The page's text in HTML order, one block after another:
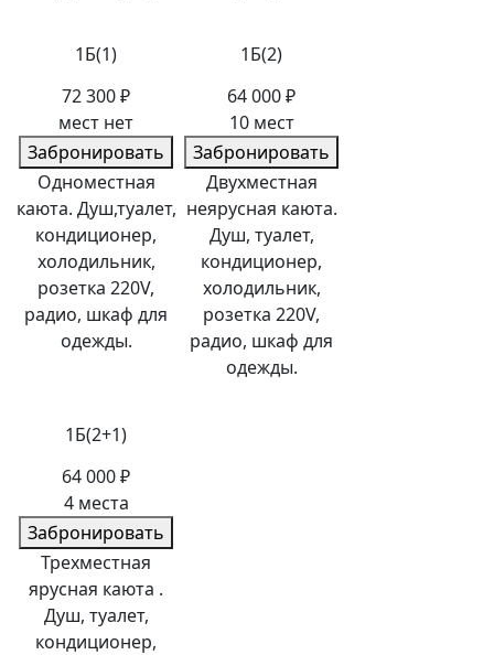
1Б(1)
72 300 ₽
мест нет
Забронировать
Одноместная
каюта. Душ,туалет,
кондиционер,
холодильник,
розетка 220V,
радио, шкаф для
одежды.
1Б(2)
64 000 ₽
10 мест
Забронировать
Двухместная
неярусная каюта.
Душ, туалет,
кондиционер,
холодильник,
розетка 220V,
радио, шкаф для
одежды.
1Б(2+1)
64 000 ₽
4 места
Забронировать
Трехместная
ярусная каюта .
Душ, туалет,
кондиционер,